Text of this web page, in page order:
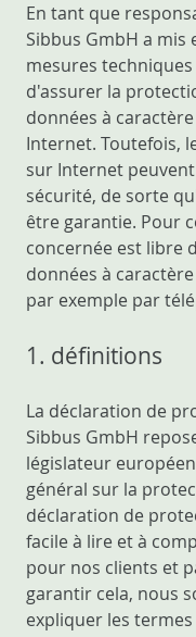
En tant que
Sibbus GmbH a
mesures
d'assurer la
données à
Internet. Toutefois,
sur Internet
sécurité, de sorte
être garantie. Pour
concernée est libre
données à
par exemple par
1. définitions
La déclaration de
Sibbus GmbH
législateur
général sur la
déclaration de
facile à lire et à
pour nos clients et
garantir cela, nous
expliquer les